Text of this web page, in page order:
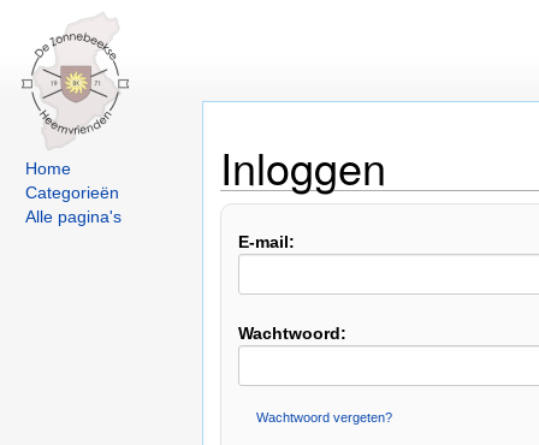
Home
Categorieën
Alle pagina's
Inloggen
E-mail:
Wachtwoord:
Wachtwoord vergeten?